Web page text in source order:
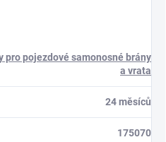
pro pojezdové samonosné brány
a vrata
24 měsíců
175070